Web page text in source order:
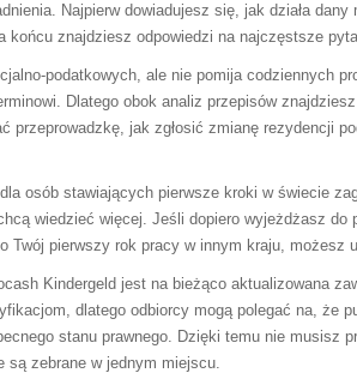
Najpierw dowiadujesz się, jak działa dany
końcu znajdziesz odpowiedzi na najczęstsze
podatkowych, ale nie pomija codziennych
Dlatego obok analiz przepisów
przeprowadzkę, jak zgłosić zmianę rezydencji
osób stawiających pierwsze kroki w świecie
wiedzieć więcej. Jeśli dopiero wyjeżdżasz do
Twój pierwszy rok pracy w innym kraju, możesz
Kindergeld jest na bieżąco aktualizowana
dlatego odbiorcy mogą polegać na, że
stanu prawnego. Dzięki temu nie musisz
są zebrane w jednym miejscu.